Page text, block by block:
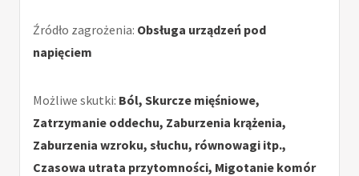
Źródło zagrożenia: Obsługa urządzeń pod
napięciem
Możliwe skutki: Ból, Skurcze mięśniowe,
Zatrzymanie oddechu, Zaburzenia krążenia,
Zaburzenia wzroku, słuchu, równowagi itp.,
Czasowa utrata przytomności, Migotanie komór